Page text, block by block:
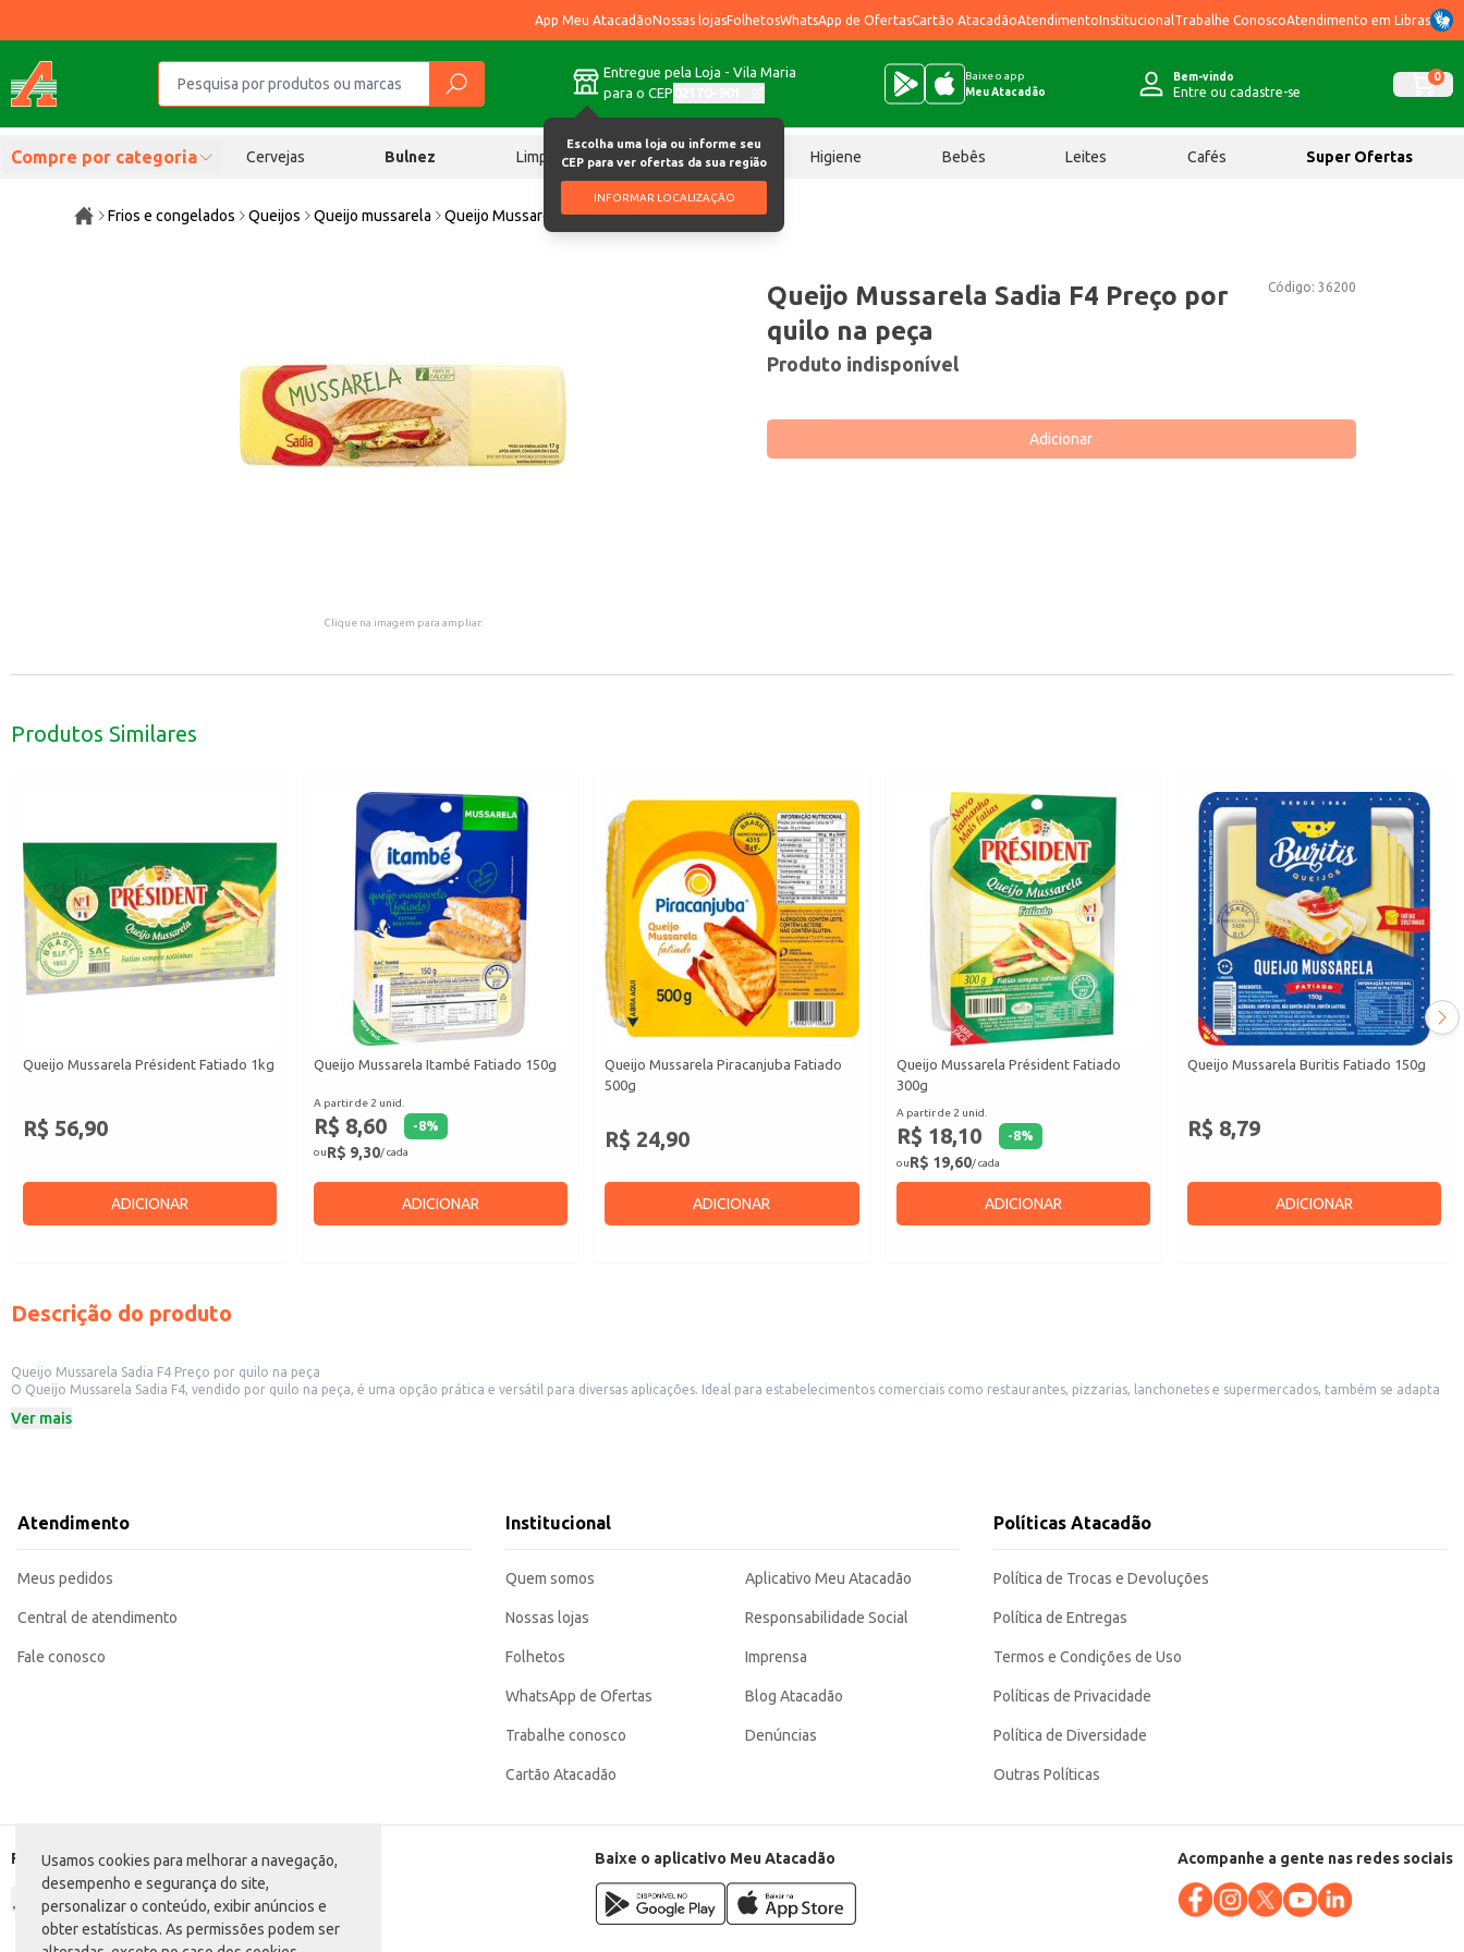
Usamos cookies para melhorar a navegação,
desempenho e segurança do site,
personalizar o conteúdo, exibir anúncios e
obter estatísticas. As permissões podem ser
App Meu AtacadãoNossas lojasFolhetosWhatsApp de OfertasCartão AtacadãoAtendimentoInstitucional Trabalhe ConoscoAtendimento em Libras
Entregue pela Loja - Vila Maria
para o CEP
Escolha uma loja ou informe seu
CEP para ver ofertas da sua região
INFORMAR LOCALIZAÇÃO
Baixe o app
Meu Atacadão
Bem-vindo
Entre ou cadastre-se
0
Compre por categoria Cervejas Bulnez Limpeza Chocolates Higiene Bebês Leites Cafés Super Ofertas
Frios e congelados Queijos Queijo mussarela Queijo Mussarela Sadia F4 Preço por quilo na peça
Clique na imagem para ampliar.
Código: 36200
Queijo Mussarela Sadia F4 Preço por
quilo na peça
Produto indisponível
Adicionar
Produtos Similares
Queijo Mussarela Président Fatiado 1kg
R$ 56,90
ADICIONAR
Queijo Mussarela Itambé Fatiado 150g
A partir de 2 unid.
R$ 8,60 -8%
ouR$ 9,30/ cada
ADICIONAR
Queijo Mussarela Piracanjuba Fatiado
500g
R$ 24,90
ADICIONAR
Queijo Mussarela Président Fatiado
300g
A partir de 2 unid.
R$ 18,10 -8%
ouR$ 19,60/ cada
ADICIONAR
Queijo Mussarela Buritis Fatiado 150g
R$ 8,79
ADICIONAR
Descrição do produto
Queijo Mussarela Sadia F4 Preço por quilo na peça
O Queijo Mussarela Sadia F4, vendido por quilo na peça, é uma opção prática e versátil para diversas aplicações. Ideal para estabelecimentos comerciais como restaurantes, pizzarias, lanchonetes e supermercados, também se adapta
Preço por quilo na peça.
Pode ser usado em preparações frias, como saladas e aperitivos.
O Queijo Mussarela Sadia F4 oferece praticidade e rendimento, sendo uma escolha eficiente para atender às demandas de seu negócio, garantindo qualidade e sabor em suas preparações.
Ver mais
Atendimento
Meus pedidos
Central de atendimento
Fale conosco
Institucional
Quem somos
Nossas lojas
Folhetos
WhatsApp de Ofertas
Trabalhe conosco
Cartão Atacadão
Aplicativo Meu Atacadão
Responsabilidade Social
Imprensa
Blog Atacadão
Denúncias
Políticas Atacadão
Política de Trocas e Devoluções
Política de Entregas
Termos e Condições de Uso
Políticas de Privacidade
Política de Diversidade
Outras Políticas
Formas de pagamento Baixe o aplicativo Meu Atacadão Acompanhe a gente nas redes sociais